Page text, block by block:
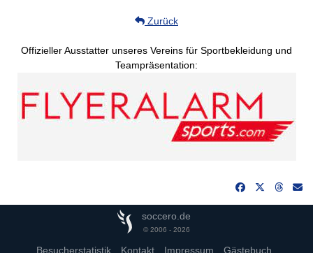
Zurück
Offizieller Ausstatter unseres Vereins für Sportbekleidung und
Teampräsentation:
soccero.de
© 2006 - 2026
Besucherstatistik Kontakt Impressum Gästebuch